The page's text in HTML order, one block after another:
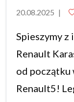
20.08.2025 |
Spieszymy z
Renault
od początku
Renault5!